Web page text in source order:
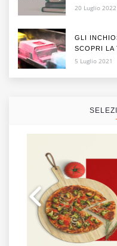
20 Luglio 2022
GLI
SCOPRI LA
5 Luglio 2021